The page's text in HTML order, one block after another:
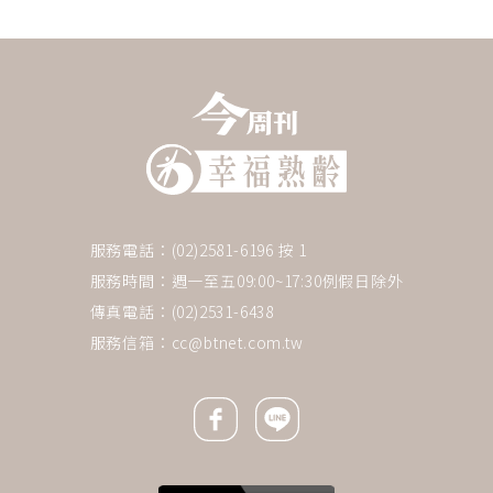
服務電話：(02)2581-6196 按 1
服務時間：週一至五09:00~17:30例假日除外
傳真電話：(02)2531-6438
服務信箱： cc@btnet.com.tw
Facebook icon
Line icon